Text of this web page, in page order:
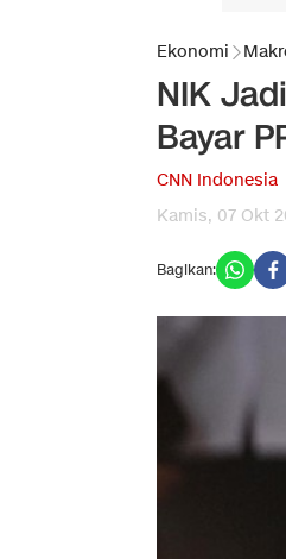
Ekonomi
NIK
Bayar
CNN Indonesia
Kamis, 07 Okt
Bagikan: